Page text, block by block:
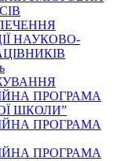
НАУКОВО-
ПРОГРАМА
ШКОЛИ”
ПРОГРАМА
ПРОГРАМА